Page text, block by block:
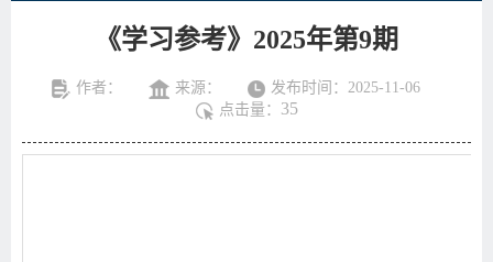
《学习参考》2025年第9期
作者： 来源：
发布时间：2025-11-06
点击量： 35